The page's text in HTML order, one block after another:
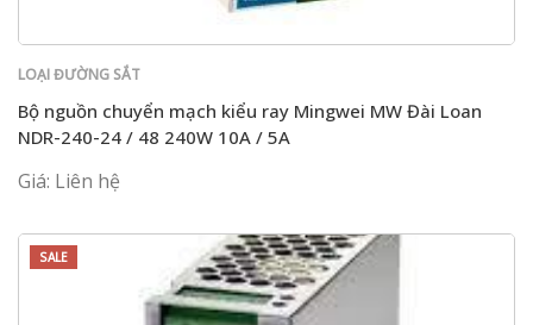
LOẠI ĐƯỜNG SẮT
Bộ nguồn chuyển mạch kiểu ray Mingwei MW Đài Loan
NDR-240-24 / 48 240W 10A / 5A
Giá: Liên hệ
SALE